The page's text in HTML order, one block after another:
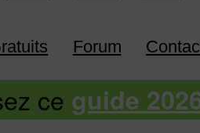
Forum
ce guide